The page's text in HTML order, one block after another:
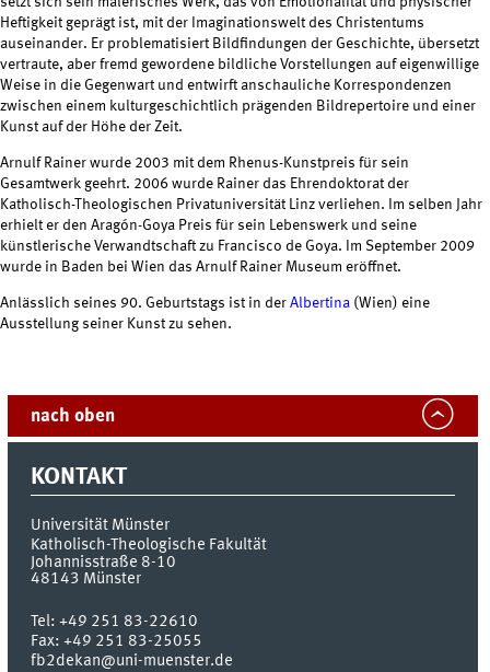
Heftigkeit geprägt ist, mit der Imaginationswelt des Christentums
auseinander. Er problematisiert Bildfindungen der Geschichte, übersetzt
vertraute, aber fremd gewordene bildliche Vorstellungen auf eigenwillige
Weise in die Gegenwart und entwirft anschauliche Korrespondenzen
zwischen einem kulturgeschichtlich prägenden Bildrepertoire und einer
Kunst auf der Höhe der Zeit.
Arnulf Rainer wurde 2003 mit dem Rhenus-Kunstpreis für sein
Gesamtwerk geehrt. 2006 wurde Rainer das Ehrendoktorat der
Katholisch-Theologischen Privatuniversität Linz verliehen. Im selben Jahr
erhielt er den Aragón-Goya Preis für sein Lebenswerk und seine
künstlerische Verwandtschaft zu Francisco de Goya. Im September 2009
wurde in Baden bei Wien das Arnulf Rainer Museum eröffnet.
Anlässlich seines 90. Geburtstags ist in der Albertina (Wien) eine
Ausstellung seiner Kunst zu sehen.
nach oben
KONTAKT
Universität Münster
Katholisch-Theologische Fakultät
Johannisstraße 8-10
48143 Münster
Tel:+49 251 83-22610
Fax:+49 251 83-25055
fb2dekan@uni-muenster.de